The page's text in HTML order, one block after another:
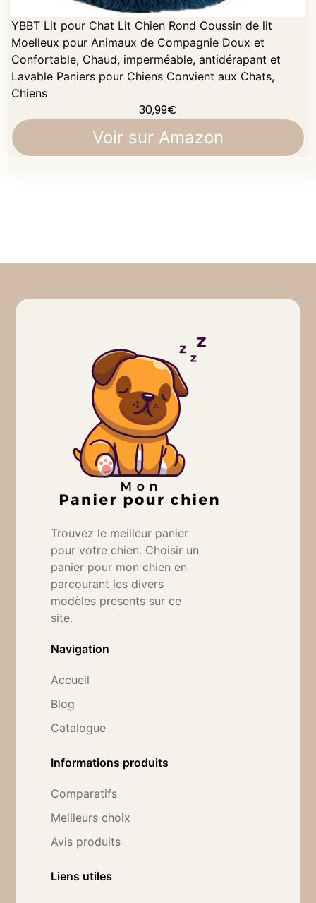
YBBT Lit pour Chat Lit Chien Rond Coussin de lit
Moelleux pour Animaux de Compagnie Doux et
Confortable, Chaud, imperméable, antidérapant et
Lavable Paniers pour Chiens Convient aux Chats,
Chiens
30,99€
Voir sur Amazon
Trouvez le meilleur panier
pour votre chien. Choisir un
panier pour mon chien en
parcourant les divers
modèles presents sur ce
site.
Navigation
Accueil
Blog
Catalogue
Informations produits
Comparatifs
Meilleurs choix
Avis produits
Liens utiles